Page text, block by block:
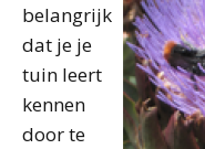
belangrijk
dat je je
tuin leert
kennen
door te